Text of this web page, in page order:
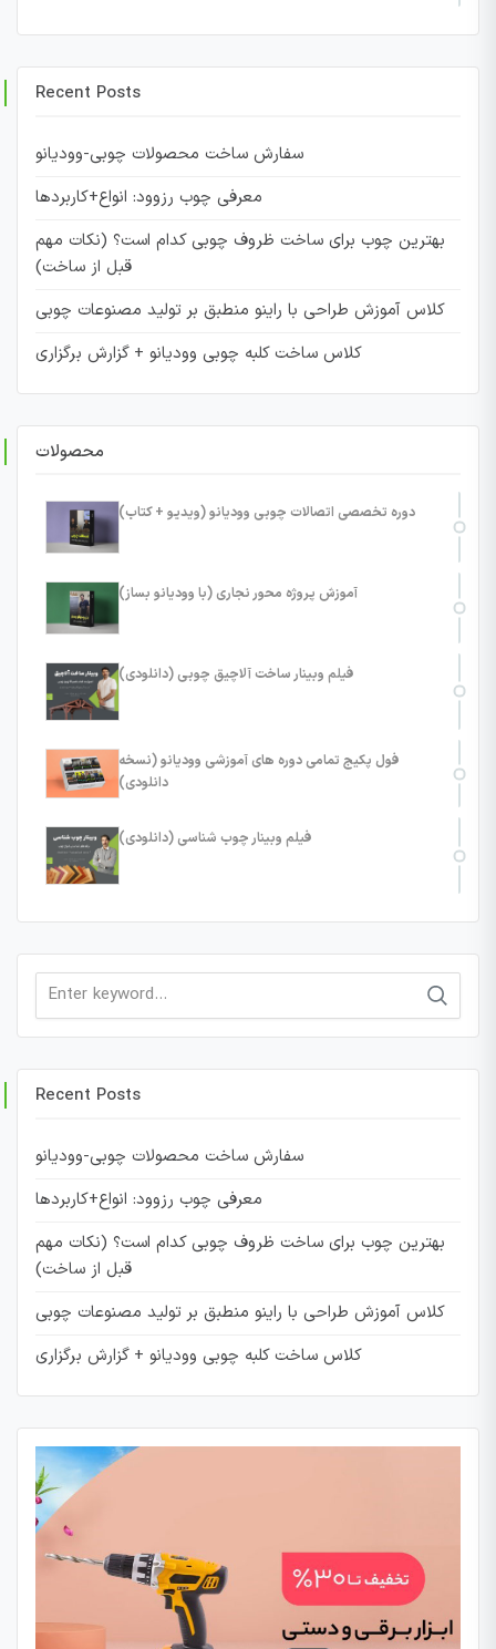
Recent Posts
سفارش ساخت محصولات چوبی-وودیانو
معرفی چوب رزوود: انواع+کاربردها
بهترین چوب برای ساخت ظروف چوبی کدام است؟ (نکات مهم
قبل از ساخت)
کلاس آموزش طراحی با راینو منطبق بر تولید مصنوعات چوبی
کلاس ساخت کلبه چوبی وودیانو + گزارش برگزاری
محصولات
دوره تخصصی اتصالات چوبی وودیانو (ویدیو + کتاب)
آموزش پروژه محور نجاری (با وودیانو بساز)
فیلم وبینار ساخت آلاچیق چوبی (دانلودی)
فول پکیج تمامی دوره های آموزشی وودیانو (نسخه
دانلودی)
فیلم وبینار چوب شناسی (دانلودی)
Search
Recent Posts
سفارش ساخت محصولات چوبی-وودیانو
معرفی چوب رزوود: انواع+کاربردها
بهترین چوب برای ساخت ظروف چوبی کدام است؟ (نکات مهم
قبل از ساخت)
کلاس آموزش طراحی با راینو منطبق بر تولید مصنوعات چوبی
کلاس ساخت کلبه چوبی وودیانو + گزارش برگزاری